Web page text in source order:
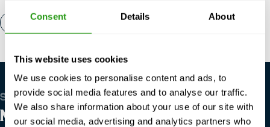
Consent Details About
This website uses cookies
We use cookies to personalise content and ads, to
provide social media features and to analyse our traffic.
We also share information about your use of our site with
our social media, advertising and analytics partners who
Quiénes somos Póngase en contacto con
SOMOS GLOBALES
NUESTRAS SEDES